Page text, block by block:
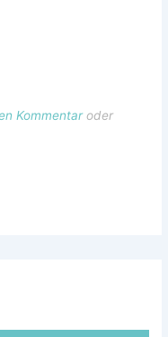
Kommentaroder